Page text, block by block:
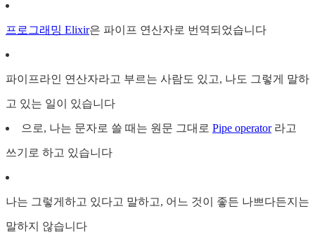
프로그래밍 Elixir은 파이프 연산자로 번역되었습니다
파이프라인 연산자라고 부르는 사람도 있고, 나도 그렇게 말하
고 있는 일이 있습니다
으로, 나는 문자로 쓸 때는 원문 그대로 Pipe operator라고
쓰기로 하고 있습니다
나는 그렇게하고 있다고 말하고, 어느 것이 좋든 나쁘다든지는
말하지 않습니다